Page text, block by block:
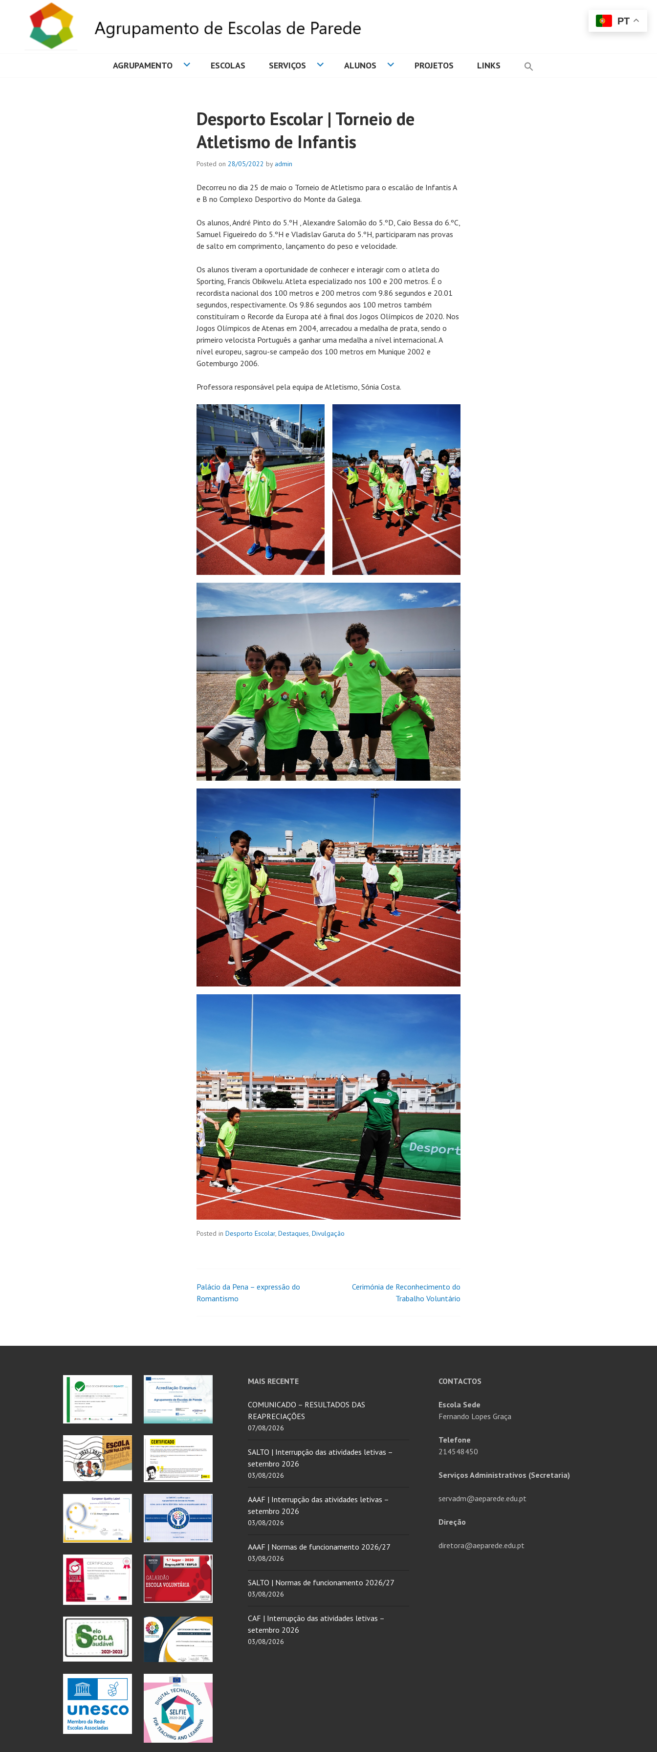
AGRUPAMENTO ESCOLAS SERVIÇOS ALUNOS PROJETOS LINKS
Desporto Escolar | Torneio de
Atletismo de Infantis
Posted on 28/05/2022 by admin
Decorreu no dia 25 de maio o Torneio de Atletismo para o escalão de Infantis A
e B no Complexo Desportivo do Monte da Galega.
Os alunos, André Pinto do 5.ºH , Alexandre Salomão do 5.ºD, Caio Bessa do 6.ºC,
Samuel Figueiredo do 5.ºH e Vladislav Garuta do 5.ºH, participaram nas provas
de salto em comprimento, lançamento do peso e velocidade.
Os alunos tiveram a oportunidade de conhecer e interagir com o atleta do
Sporting, Francis Obikwelu. Atleta especializado nos 100 e 200 metros. É o
recordista nacional dos 100 metros e 200 metros com 9.86 segundos e 20.01
segundos, respectivamente. Os 9.86 segundos aos 100 metros também
constituíram o Recorde da Europa até à final dos Jogos Olímpicos de 2020. Nos
Jogos Olímpicos de Atenas em 2004, arrecadou a medalha de prata, sendo o
primeiro velocista Português a ganhar uma medalha a nível internacional. A
nível europeu, sagrou-se campeão dos 100 metros em Munique 2002 e
Gotemburgo 2006.
Professora responsável pela equipa de Atletismo, Sónia Costa.
Posted in Desporto Escolar, Destaques Divulgação
Palácio da Pena – expressão do
Romantismo
Cerimónia de Reconhecimento do
Trabalho Voluntário
MAIS RECENTE
COMUNICADO – RESULTADOS DAS
REAPRECIAÇÕES
07/08/2026
SALTO | Interrupção das atividades letivas –
setembro 2026
03/08/2026
AAAF | Interrupção das atividades letivas –
setembro 2026
03/08/2026
AAAF | Normas de funcionamento 2026/27
03/08/2026
SALTO | Normas de funcionamento 2026/27
03/08/2026
CAF | Interrupção das atividades letivas –
setembro 2026
03/08/2026
CONTACTOS
Escola Sede
Fernando Lopes Graça
Telefone
214548450
Serviços Administrativos (Secretaria)
servadm@aeparede.edu.pt
Direção
diretora@aeparede.edu.pt
PT